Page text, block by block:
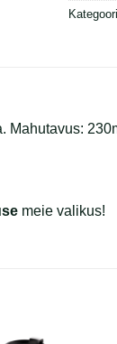
Mahutavus:
meie valikus!